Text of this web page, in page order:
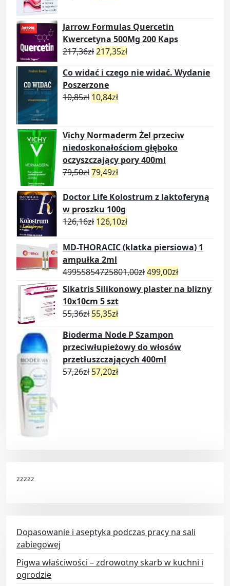
Jarrow Formulas Quercetin
Kwercetyna 500Mg 200 Kaps
217,36zł217,35zł
Co widać i czego nie widać. Wydanie
Poszerzone
10,85zł 10,84zł
Vichy Normaderm Żel przeciw
niedoskonałościom głęboko
oczyszczający pory 400ml
79,50zł79,49zł
Doctor Life Kolostrum z laktoferyną
w proszku 100g
126,16zł 126,10zł
MD-THORACIC (klatka piersiowa) 1
ampułka 2ml
49955854725801,00zł499,00zł
Sikatris Silikonowy plaster na blizny
10x10cm 5 szt
55,36zł 55,35zł
Bioderma Node P Szampon
przeciwłupieżowy do włosów
przetłuszczających 400ml
57,26zł 57,20zł
zzzzz
Dopasowanie i aseptyka podczas pracy na sali
zabiegowej
Pigwa właściwości – zdrowotny skarb w kuchni i
ogrodzie